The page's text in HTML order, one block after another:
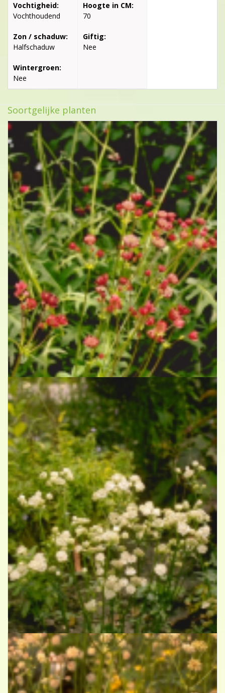
Vochtigheid:
Vochthoudend
Zon / schaduw:
Halfschaduw
Wintergroen:
Nee
Hoogte in CM:
70
Giftig:
Nee
Soortgelijke planten
Zeeuws knoopje
Astrantia major 'Lars'
Zeeuws knoopje
Astrantia major 'Alba'